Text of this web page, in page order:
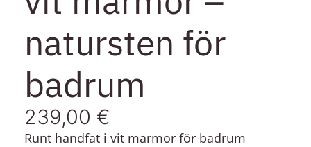
natursten för
badrum
239,00 €
Runt handfat i vit marmor för badrum